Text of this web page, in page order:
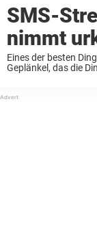
SMS-
nimmt
Eines der besten
Geplänkel, das die